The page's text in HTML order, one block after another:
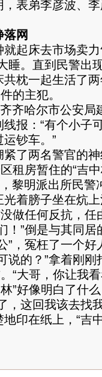
，表弟李彦波、
网
床去市场卖力
睡。直到民警出
枕一起生活了
的主犯。
哈尔市公安局
报：“有个小子
钞车。”
两名警官的神
租房暂住的“吉
明派出所民警
光着膀子坐在炕
做任何反抗，
”倒是与其同居
”，冤枉了一个好
的？”拿着刚刚
“大哥，你让我
”好像明白了什
这回我该去找
印在纸上，“吉